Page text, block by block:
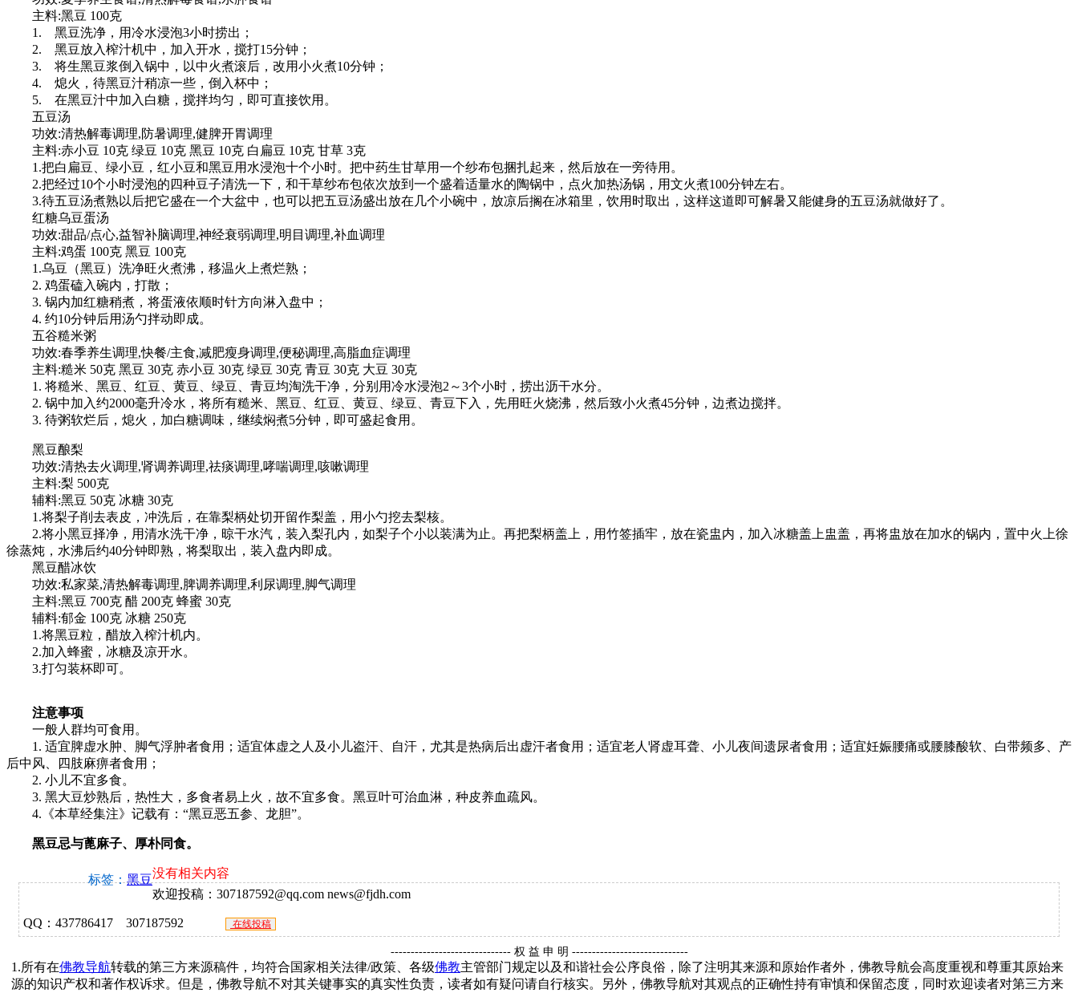
主料:黑豆 100克
1. 黑豆洗净，用冷水浸泡3小时捞出；
2. 黑豆放入榨汁机中，加入开水，搅打15分钟；
3. 将生黑豆浆倒入锅中，以中火煮滚后，改用小火煮10分钟；
4. 熄火，待黑豆汁稍凉一些，倒入杯中；
5. 在黑豆汁中加入白糖，搅拌均匀，即可直接饮用。
五豆汤
功效:清热解毒调理,防暑调理,健脾开胃调理
主料:赤小豆 10克 绿豆 10克 黑豆 10克 白扁豆 10克 甘草 3克
1.把白扁豆、绿小豆，红小豆和黑豆用水浸泡十个小时。把中药生甘草用一个纱布包捆扎起来，然后放在一旁待用。
2.把经过10个小时浸泡的四种豆子清洗一下，和干草纱布包依次放到一个盛着适量水的陶锅中，点火加热汤锅，用文火煮100分钟左右。
3.待五豆汤煮熟以后把它盛在一个大盆中，也可以把五豆汤盛出放在几个小碗中，放凉后搁在冰箱里，饮用时取出，这样这道即可解暑又能健身的五豆汤就做好了。
红糖乌豆蛋汤
功效:甜品/点心,益智补脑调理,神经衰弱调理,明目调理,补血调理
主料:鸡蛋 100克 黑豆 100克
1.乌豆（黑豆）洗净旺火煮沸，移温火上煮烂熟；
2. 鸡蛋磕入碗内，打散；
3. 锅内加红糖稍煮，将蛋液依顺时针方向淋入盘中；
4. 约10分钟后用汤勺拌动即成。
五谷糙米粥
功效:春季养生调理,快餐/主食,减肥瘦身调理,便秘调理,高脂血症调理
主料:糙米 50克 黑豆 30克 赤小豆 30克 绿豆 30克 青豆 30克 大豆 30克
1. 将糙米、黑豆、红豆、黄豆、绿豆、青豆均淘洗干净，分别用冷水浸泡2～3个小时，捞出沥干水分。
2. 锅中加入约2000毫升冷水，将所有糙米、黑豆、红豆、黄豆、绿豆、青豆下入，先用旺火烧沸，然后致小火煮45分钟，边煮边搅拌。
3. 待粥软烂后，熄火，加白糖调味，继续焖煮5分钟，即可盛起食用。
黑豆酿梨
功效:清热去火调理,肾调养调理,祛痰调理,哮喘调理,咳嗽调理
主料:梨 500克
辅料:黑豆 50克 冰糖 30克
1.将梨子削去表皮，冲洗后，在靠梨柄处切开留作梨盖，用小勺挖去梨核。
2.将小黑豆择净，用清水洗干净，晾干水汽，装入梨孔内，如梨子个小以装满为止。再把梨柄盖上，用竹签插牢，放在瓷盅内，加入冰糖盖上盅盖，再将盅放在加水的锅内，置中火上徐
徐蒸炖，水沸后约40分钟即熟，将梨取出，装入盘内即成。
黑豆醋冰饮
功效:私家菜,清热解毒调理,脾调养调理,利尿调理,脚气调理
主料:黑豆 700克 醋 200克 蜂蜜 30克
辅料:郁金 100克 冰糖 250克
1.将黑豆粒，醋放入榨汁机内。
2.加入蜂蜜，冰糖及凉开水。
3.打匀装杯即可。
注意事项
一般人群均可食用。
1. 适宜脾虚水肿、脚气浮肿者食用；适宜体虚之人及小儿盗汗、自汗，尤其是热病后出虚汗者食用；适宜老人肾虚耳聋、小儿夜间遗尿者食用；适宜妊娠腰痛或腰膝酸软、白带频多、产
后中风、四肢麻痹者食用；
2. 小儿不宜多食。
3. 黑大豆炒熟后，热性大，多食者易上火，故不宜多食。黑豆叶可治血淋，种皮养血疏风。
4.《本草经集注》记载有：“黑豆恶五参、龙胆”。
黑豆忌与蓖麻子、厚朴同食。
标签：黑豆没有相关内容
欢迎投稿：307187592@qq.com news@fjdh.com
QQ：437786417 307187592 在线投稿
------------------------------ 权 益 申 明 -----------------------------
1.所有在佛教导航转载的第三方来源稿件，均符合国家相关法律/政策、各级佛教主管部门规定以及和谐社会公序良俗，除了注明其来源和原始作者外，佛教导航会高度重视和尊重其原始来
源的知识产权和著作权诉求。但是，佛教导航不对其关键事实的真实性负责，读者如有疑问请自行核实。另外，佛教导航对其观点的正确性持有审慎和保留态度，同时欢迎读者对第三方来